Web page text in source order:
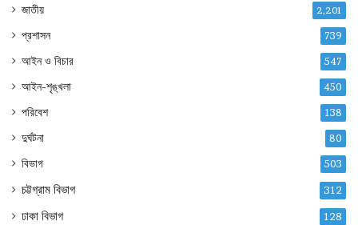
জাতীয় 2,201
প্রশাসন 739
আইন ও বিচার 547
আইন-শৃঙ্খলা 450
পরিবেশ 138
দুর্ঘটনা 80
বিভাগ 503
চট্টগ্রাম বিভাগ 312
ঢাকা বিভাগ 128